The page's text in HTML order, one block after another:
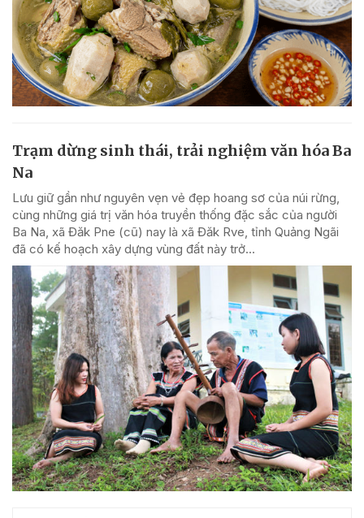
Trạm dừng sinh thái, trải nghiệm văn hóa Ba
Na
Lưu giữ gần như nguyên vẹn vẻ đẹp hoang sơ của núi rừng,
cùng những giá trị văn hóa truyền thống đặc sắc của người
Ba Na, xã Đăk Pne (cũ) nay là xã Đăk Rve, tỉnh Quảng Ngãi
đã có kế hoạch xây dựng vùng đất này trở...